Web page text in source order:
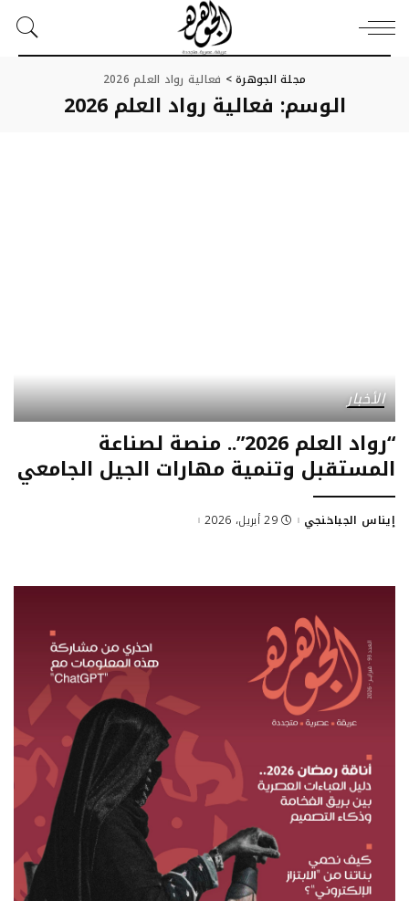
مجلة الجوهرة> فعالية رواد العلم 2026
الوسم: فعالية رواد العلم 2026
الأخبار
“رواد العلم 2026”.. منصة لصناعة
المستقبل وتنمية مهارات الجيل الجامعي
إيناس الجباخنجي 29 أبريل، 2026